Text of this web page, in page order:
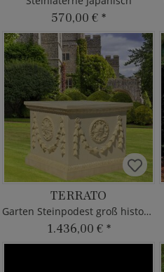
570,00 € *
TERRATO
Garten Steinpodest groß historisch
1.436,00 € *